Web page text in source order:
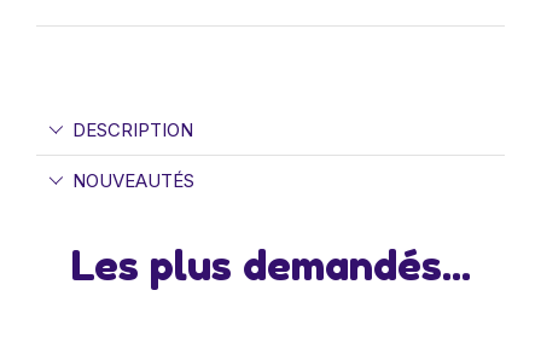
DESCRIPTION
NOUVEAUTÉS
Les plus demandés...